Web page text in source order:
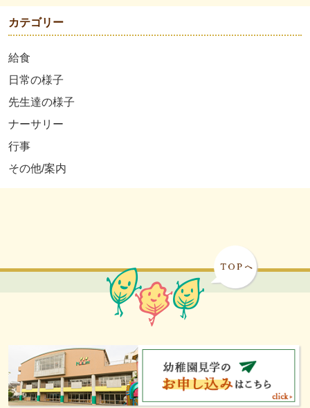
カテゴリー
給食
日常の様子
先生達の様子
ナーサリー
行事
その他/案内